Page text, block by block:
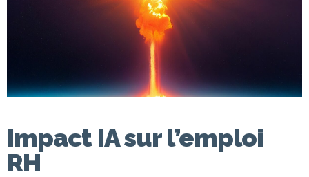
Impact IA sur l’emploi
RH